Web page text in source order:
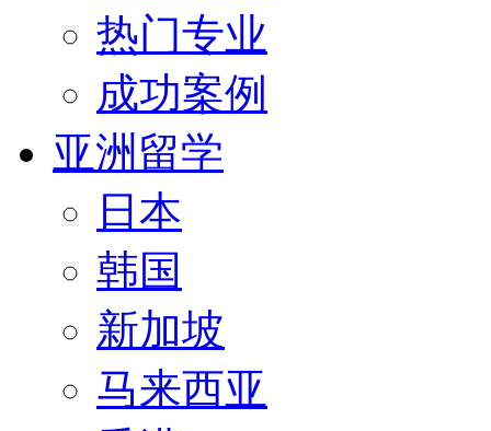
热门专业
成功案例
亚洲留学
日本
韩国
新加坡
马来西亚